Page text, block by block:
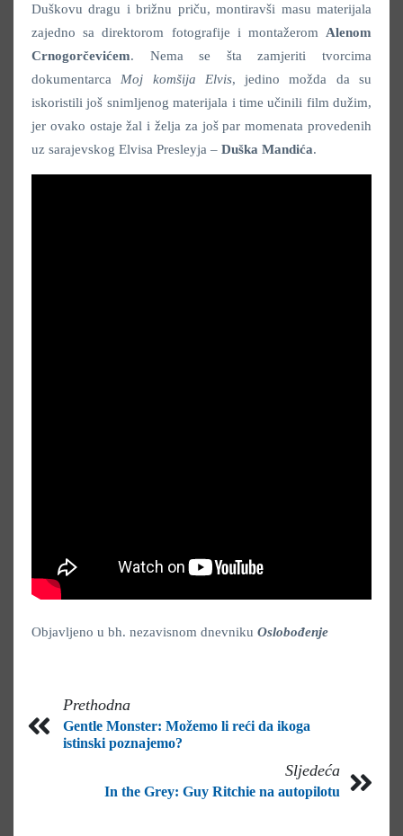
Duškovu dragu i brižnu priču, montiravši masu materijala
zajedno sa direktorom fotografije i montažerom Alenom
Crnogorčevićem. Nema se šta zamjeriti tvorcima
dokumentarca Moj komšija Elvis, jedino možda da su
iskoristili još snimljenog materijala i time učinili film dužim,
jer ovako ostaje žal i želja za još par momenata provedenih
uz sarajevskog Elvisa Presleyja – Duška Mandića.
Objavljeno u bh. nezavisnom dnevniku Oslobođenje
Prethodna
Gentle Monster: Možemo li reći da ikoga
istinski poznajemo?
Sljedeća
In the Grey: Guy Ritchie na autopilotu